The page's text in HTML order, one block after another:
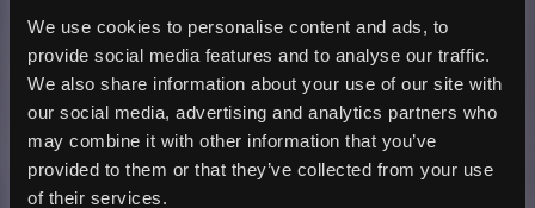
We use cookies to personalise content and ads, to
provide social media features and to analyse our traffic.
We also share information about your use of our site with
our social media, advertising and analytics partners who
may combine it with other information that you’ve
provided to them or that they’ve collected from your use
of their services.